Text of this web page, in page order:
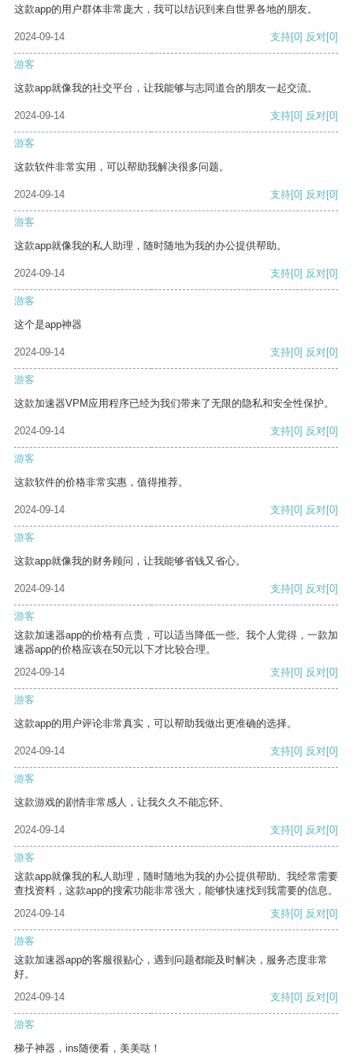
这款app的用户群体非常庞大，我可以结识到来自世界各地的朋友。
2024-09-14 支持[0] 反对[0]
游客
这款app就像我的社交平台，让我能够与志同道合的朋友一起交流。
2024-09-14 支持[0] 反对[0]
游客
这款软件非常实用，可以帮助我解决很多问题。
2024-09-14 支持[0] 反对[0]
游客
这款app就像我的私人助理，随时随地为我的办公提供帮助。
2024-09-14 支持[0] 反对[0]
游客
这个是app神器
2024-09-14 支持[0] 反对[0]
游客
这款加速器VPM应用程序已经为我们带来了无限的隐私和安全性保护。
2024-09-14 支持[0] 反对[0]
游客
这款软件的价格非常实惠，值得推荐。
2024-09-14 支持[0] 反对[0]
游客
这款app就像我的财务顾问，让我能够省钱又省心。
2024-09-14 支持[0] 反对[0]
游客
这款加速器app的价格有点贵，可以适当降低一些。我个人觉得，一款加
速器app的价格应该在50元以下才比较合理。
2024-09-14
支持[0] 反对[0]
游客
这款app的用户评论非常真实，可以帮助我做出更准确的选择。
2024-09-14 支持[0] 反对[0]
游客
这款游戏的剧情非常感人，让我久久不能忘怀。
2024-09-14 支持[0] 反对[0]
游客
这款app就像我的私人助理，随时随地为我的办公提供帮助。我经常需要
查找资料，这款app的搜索功能非常强大，能够快速找到我需要的信息。
2024-09-14
支持[0] 反对[0]
游客
这款加速器app的客服很贴心，遇到问题都能及时解决，服务态度非常
好。
2024-09-14
支持[0] 反对[0]
游客
梯子神器，ins随便看，美美哒！